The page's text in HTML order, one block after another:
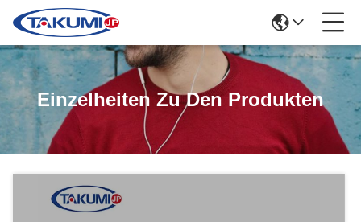
Einzelheiten Zu Den Produkten